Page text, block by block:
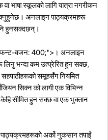
वा भाषा स्कूलको लागि यात्रा नगरीकन
अनलाइन पाठ्यक्रमहरू
हुनसक्दछन्।
वजन: 400;">। अनलाइन
लिनु भन्दा कम उत्प्रेरित हुन सक्छ,
सहपाठीहरूको समूहसँग नियमित
सिक्न को लागी एक विभिन्न
केहि सीमित हुन सक्छ वा एक भुक्तान
अर्को नुकसान तपाईं